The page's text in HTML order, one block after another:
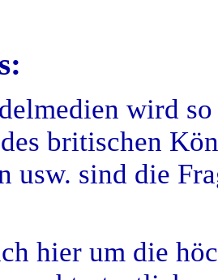
wird
britischen
usw. sind die
hier um die